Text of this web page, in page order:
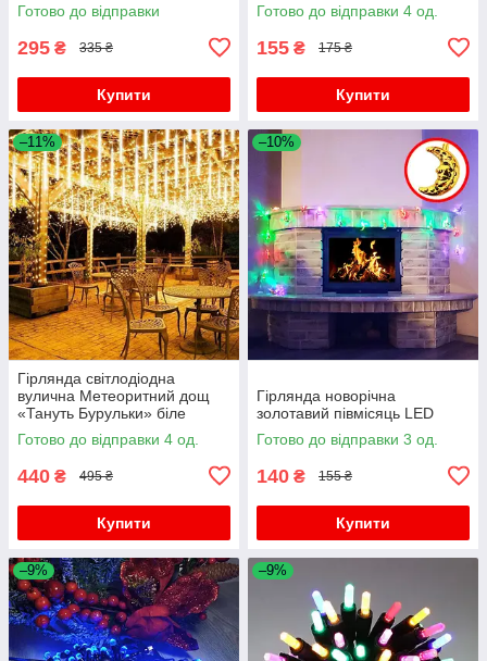
Готово до відправки
295 ₴ 335 ₴
Купити
Готово до відправки 4 од.
155 ₴ 175 ₴
Купити
–11%
Гірлянда світлодіодна
вулична Метеоритний дощ
«Тануть Бурульки» біле
тепле світло
Готово до відправки 4 од.
440 ₴ 495 ₴
Купити
–10%
Гірлянда новорічна
золотавий півмісяць LED
Готово до відправки 3 од.
140 ₴ 155 ₴
Купити
–9% –9%